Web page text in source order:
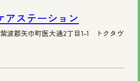
アステーション
波郡矢巾町医大通2丁目1-1 トクタヴ